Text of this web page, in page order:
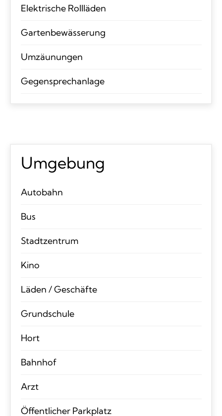
Elektrische Rollläden
Gartenbewässerung
Umzäunungen
Gegensprechanlage
Umgebung
Autobahn
Bus
Stadtzentrum
Kino
Läden / Geschäfte
Grundschule
Hort
Bahnhof
Arzt
Öffentlicher Parkplatz